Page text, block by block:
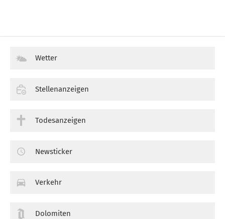
Wetter
Stellenanzeigen
Todesanzeigen
Newsticker
Verkehr
Dolomiten